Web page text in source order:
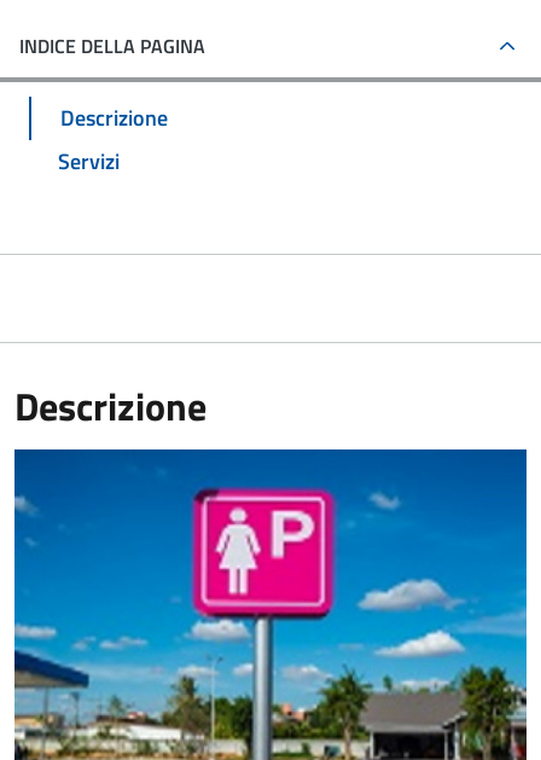
INDICE DELLA PAGINA
Descrizione
Servizi
Descrizione